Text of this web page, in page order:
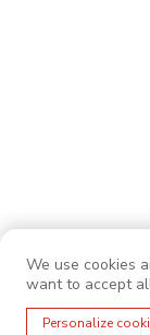
We use cookies
want to accept
Personalize